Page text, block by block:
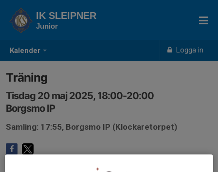
Kalender Logga in
IK SLEIPNER
Junior
Träning
Tisdag 20 maj 2025, 18:00-20:00
Borgsmo IP
Samling: 17:55, Borgsmo IP (Klockaretorpet)